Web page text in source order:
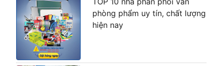
phòng phẩm uy tín, chất lượng
hiện nay